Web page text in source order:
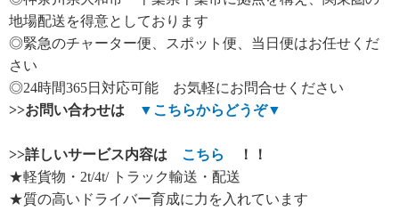
地場配送を得意としております
◎緊急のチャーター便、スポット便、当日便はお任せくだ
さい
◎24時間365日対応可能 お気軽にお問合せください
>>お問い合わせは ▼ こちらからどうぞ▼
>>詳しいサービス内容は こちら
！！
★軽貨物・2t/4t/ トラック輸送・配送
★質の高いドライバー育成に力を入れています